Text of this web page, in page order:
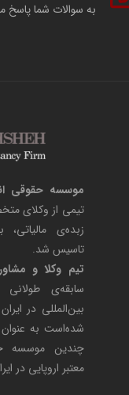
به سوالات شما پاسخ
موسسه حقوقی
تیمی از وکلای
تاسیس شد.
تیم وکلا و
سابقه‌ی
بین‌المللی در
شده‌است به
چندین موسسه
معتبر اروپایی در